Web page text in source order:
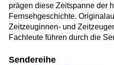
prägen diese Zeitspanne der
Fernsehgeschichte.
Zeitzeuginnen- und
Fachleute führen durch die
Sendereihe